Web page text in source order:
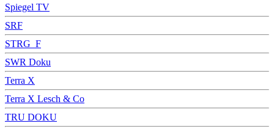
Spiegel TV
SRF
STRG_F
SWR Doku
Terra X
Terra X Lesch & Co
TRU DOKU